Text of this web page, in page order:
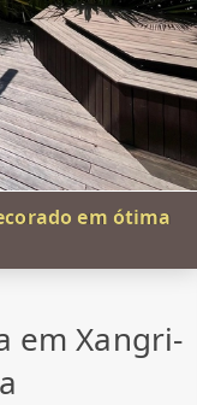
em ótima
em Xangri-